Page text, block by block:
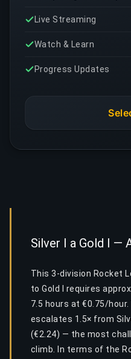
Live Streaming
Watch & Learn
Progress Updates
Silver I a Gold I —
This 3-division Rocket
to Gold I requires
7.5 hours at €0.75/
escalates 1.5× from
(€2.24) — the most
climb. In terms of the